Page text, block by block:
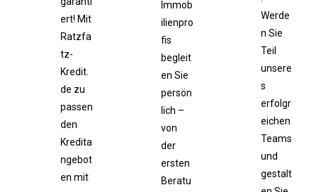
ert! Mit
Ratzfa
tz-
Kredit.
de zu
passen
den
Kredita
ngebot
en mit
Immob
ilienpro
fis
begleit
en Sie
persön
lich –
von
der
ersten
Beratu
Werde
n Sie
Teil
unsere
s
erfolgr
eichen
Teams
und
gestalt